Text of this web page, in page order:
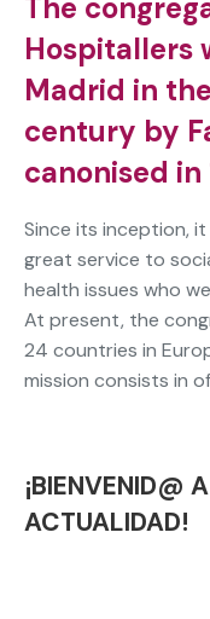
The
Hospitallers
Madrid in
century by
canonised in
Since its inception,
great service to
health issues who
At present, the
24 countries in
mission consists in
¡BIENVENID@
ACTUALIDAD!